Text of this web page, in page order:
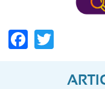
Facebook